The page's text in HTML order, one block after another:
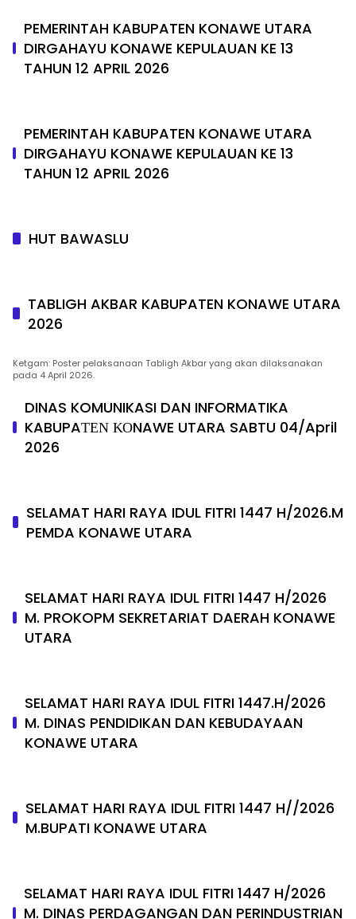
PEMERINTAH KABUPATEN KONAWE UTARA
DIRGAHAYU KONAWE KEPULAUAN KE 13
TAHUN 12 APRIL 2026
PEMERINTAH KABUPATEN KONAWE UTARA
DIRGAHAYU KONAWE KEPULAUAN KE 13
TAHUN 12 APRIL 2026
HUT BAWASLU
TABLIGH AKBAR KABUPATEN KONAWE UTARA
2026
Ketgam: Poster pelaksanaan Tabligh Akbar yang akan dilaksanakan
pada 4 April 2026.
DINAS KOMUNIKASI DAN INFORMATIKA
KABUPAΤΕΝ ΚΟNAWE UTARA SABTU 04/April
2026
SELAMAT HARI RAYA IDUL FITRI 1447 H/2026.M
PEMDA KONAWE UTARA
SELAMAT HARI RAYA IDUL FITRI 1447 H/2026
M. PROKOPM SEKRETARIAT DAERAH KONAWE
UTARA
SELAMAT HARI RAYA IDUL FITRI 1447.H/2026
M. DINAS PENDIDIKAN DAN KEBUDAYAAN
KONAWE UTARA
SELAMAT HARI RAYA IDUL FITRI 1447 H//2026
M.BUPATI KONAWE UTARA
SELAMAT HARI RAYA IDUL FITRI 1447 H/2026
M. DINAS PERDAGANGAN DAN PERINDUSTRIAN